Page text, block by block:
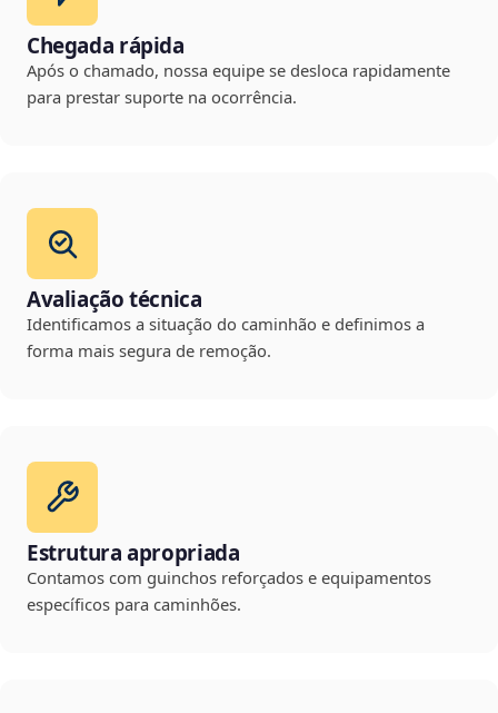
Chegada rápida
Após o chamado, nossa equipe se desloca rapidamente
para prestar suporte na ocorrência.
Avaliação técnica
Identificamos a situação do caminhão e definimos a
forma mais segura de remoção.
Estrutura apropriada
Contamos com guinchos reforçados e equipamentos
específicos para caminhões.